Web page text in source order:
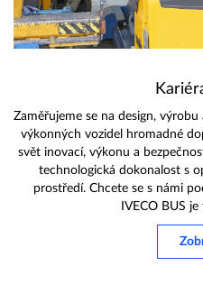
Zaměřujeme se na design,
výkonných vozidel hromadné
svět inovací, výkonu a
technologická dokonalost s
prostředí. Chcete se s námi
IVECO BUS